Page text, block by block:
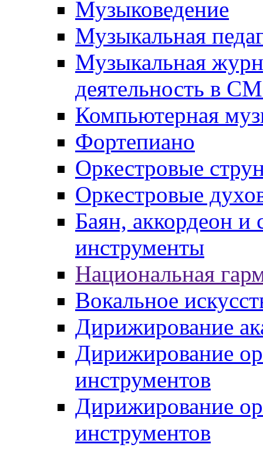
Музыковедение
Музыкальная
Музыкальная
деятельность в
Компьютерная
Фортепиано
Оркестровые
Оркестровые
Баян, аккордеон
инструменты
Национальная
Вокальное
Дирижирование
Дирижирование
инструментов
Дирижирование
инструментов